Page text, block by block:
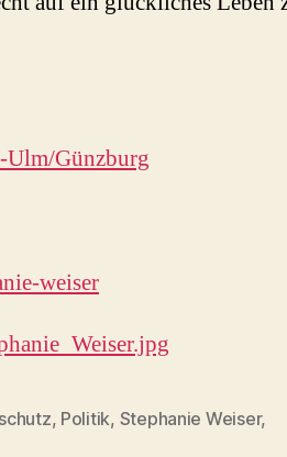
Ulm/Günzburg
weiser
, Politik, Stephanie Weiser,